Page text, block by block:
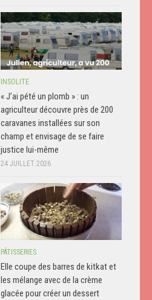
INSOLITE
« J’ai pété un plomb » : un
agriculteur découvre près de 200
caravanes installées sur son
champ et envisage de se faire
justice lui-même
24 JUILLET 2026
PÂTISSERIES
Elle coupe des barres de kitkat et
les mélange avec de la crème
glacée pour créer un dessert